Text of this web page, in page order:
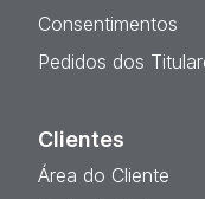
Consentimentos
Pedidos dos
Clientes
Área do Cliente